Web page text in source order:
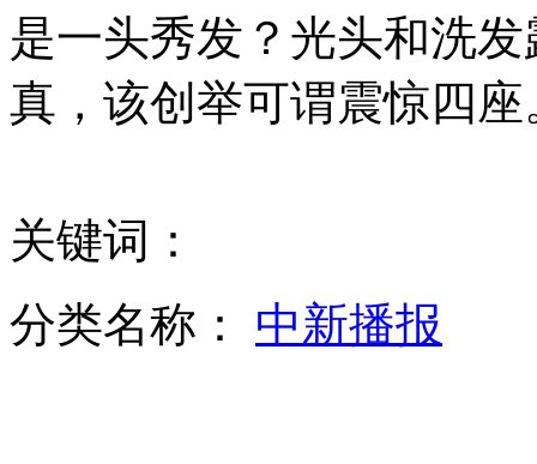
深圳：治安队长过生日敲竹杠 邀街道商户赴宴
是一头秀发？光头和洗
真，该创举可谓震惊四座
关键词：
分类名称： 中新播报